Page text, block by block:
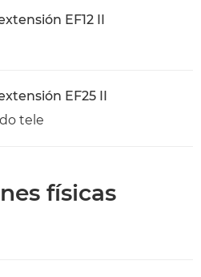
EF12 II
EF25 II
tele
físicas